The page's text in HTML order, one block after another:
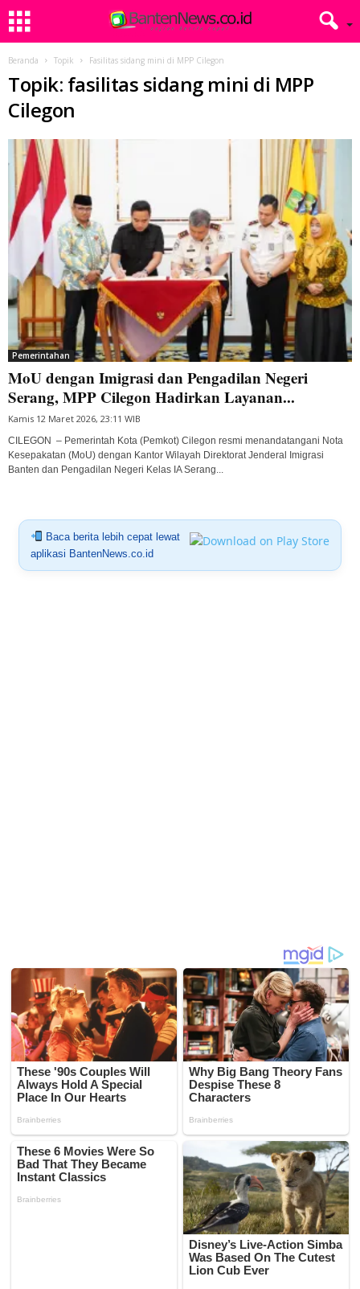
Beranda Topik Fasilitas sidang mini di MPP Cilegon
Topik: fasilitas sidang mini di MPP
Cilegon
Pemerintahan
MoU dengan Imigrasi dan Pengadilan Negeri
Serang, MPP Cilegon Hadirkan Layanan...
Kamis 12 Maret 2026, 23:11 WIB
CILEGON – Pemerintah Kota (Pemkot) Cilegon resmi menandatangani Nota
Kesepakatan (MoU) dengan Kantor Wilayah Direktorat Jenderal Imigrasi
Banten dan Pengadilan Negeri Kelas IA Serang...
Baca berita lebih cepat lewat
aplikasi BantenNews.co.id